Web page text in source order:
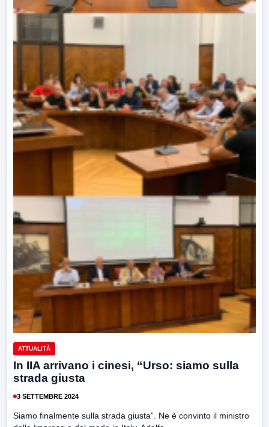
ATTUALITÀ
In IIA arrivano i cinesi, “Urso: siamo sulla
strada giusta
3 SETTEMBRE 2024
Siamo finalmente sulla strada giusta”. Ne è convinto il ministro